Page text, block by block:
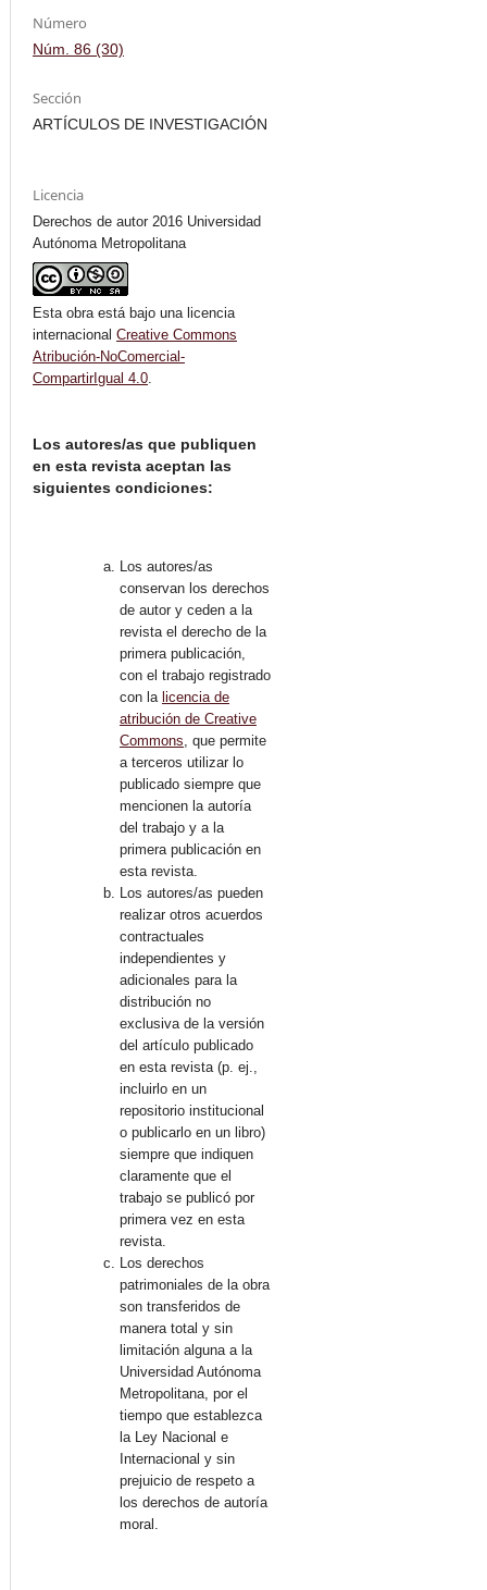
Número
Núm. 86 (30)
Sección
ARTÍCULOS DE INVESTIGACIÓN
Licencia
Derechos de autor 2016 Universidad
Autónoma Metropolitana
Esta obra está bajo una licencia
internacional Creative Commons
Atribución-NoComercial-
CompartirIgual 4.0
Los autores/as que publiquen
en esta revista aceptan las
siguientes condiciones:
Los autores/as
conservan los derechos
de autor y ceden a la
revista el derecho de la
primera publicación,
con el trabajo registrado
con la licencia de
atribución de Creative
Commons , que permite
a terceros utilizar lo
publicado siempre que
mencionen la autoría
del trabajo y a la
primera publicación en
esta revista.
Los autores/as pueden
realizar otros acuerdos
contractuales
independientes y
adicionales para la
distribución no
exclusiva de la versión
del artículo publicado
en esta revista (p. ej.,
incluirlo en un
repositorio institucional
o publicarlo en un libro)
siempre que indiquen
claramente que el
trabajo se publicó por
primera vez en esta
revista.
Los derechos
patrimoniales de la obra
son transferidos de
manera total y sin
limitación alguna a la
Universidad Autónoma
Metropolitana, por el
tiempo que establezca
la Ley Nacional e
Internacional y sin
prejuicio de respeto a
los derechos de autoría
moral.